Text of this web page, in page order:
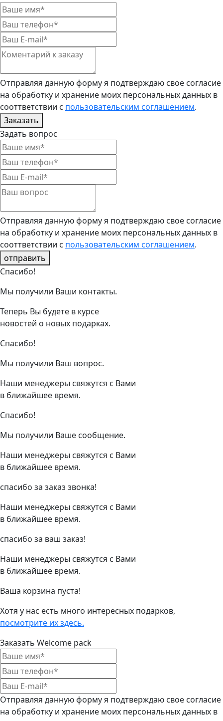
Отправляя данную форму я подтверждаю свое согласие
на обработку и хранение моих персональных данных в
сооттветствии с пользовательским соглашением.
Заказать
Задать вопрос
Отправляя данную форму я подтверждаю свое согласие
на обработку и хранение моих персональных данных в
сооттветствии с пользовательским соглашением.
отправить
Спасибо!
Мы получили Ваши контакты.
Теперь Вы будете в курсе
новостей о новых подарках.
Спасибо!
Мы получили Ваш вопрос.
Наши менеджеры свяжутся с Вами
в ближайшее время.
Спасибо!
Мы получили Ваше сообщение.
Наши менеджеры свяжутся с Вами
в ближайшее время.
спасибо за заказ звонка!
Наши менеджеры свяжутся с Вами
в ближайшее время.
спасибо за ваш заказ!
Наши менеджеры свяжутся с Вами
в ближайшее время.
Ваша корзина пуста!
Хотя у нас есть много интересных подарков,
посмотрите их здесь.
Заказать Welcome pack
Отправляя данную форму я подтверждаю свое согласие
на обработку и хранение моих персональных данных в